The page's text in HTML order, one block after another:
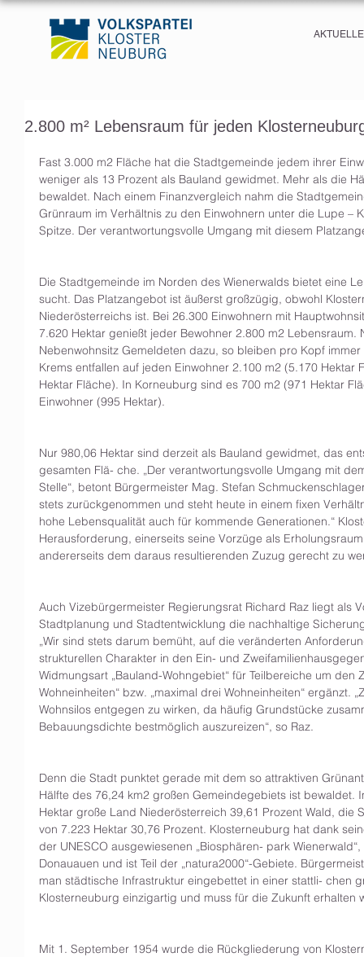
2.800 m² Lebensraum für jeden
Fast 3.000 m2 Fläche hat die Stadtgemeinde jedem ihrer
weniger als 13 Prozent als Bauland gewidmet. Mehr als die
bewaldet. Nach einem Finanzvergleich nahm die
Grünraum im Verhältnis zu den Einwohnern unter die Lupe –
Spitze. Der verantwortungsvolle Umgang mit diesem
Die Stadtgemeinde im Norden des Wienerwalds bietet eine
sucht. Das Platzangebot ist äußerst großzügig, obwohl
Niederösterreichs ist. Bei 26.300 Einwohnern mit
7.620 Hektar genießt jeder Bewohner 2.800 m2
Nebenwohnsitz Gemeldeten dazu, so bleiben pro Kopf
Krems entfallen auf jeden Einwohner 2.100 m2 (5.170
Hektar Fläche). In Korneuburg sind es 700 m2 (971 Hektar
Einwohner (995 Hektar).
Nur 980,06 Hektar sind derzeit als Bauland gewidmet, das
gesamten Flä- che. „Der verantwortungsvolle Umgang mit
Stelle“, betont Bürgermeister Mag. Stefan
stets zurückgenommen und steht heute in einem fixen
hohe Lebensqualität auch für kommende Generationen.“
Herausforderung, einerseits seine Vorzüge als
andererseits dem daraus resultierenden Zuzug gerecht zu
Auch Vizebürgermeister Regierungsrat Richard Raz liegt als
Stadtplanung und Stadtentwicklung die nachhaltige
„Wir sind stets darum bemüht, auf die veränderten
strukturellen Charakter in den Ein- und
Widmungsart „Bauland-Wohngebiet“ für Teilbereiche um den
Wohneinheiten“ bzw. „maximal drei Wohneinheiten“ ergänzt.
Wohnsilos entgegen zu wirken, da häufig Grundstücke
Bebauungsdichte bestmöglich auszureizen“, so Raz.
Denn die Stadt punktet gerade mit dem so attraktiven
Hälfte des 76,24 km2 großen Gemeindegebiets ist
Hektar große Land Niederösterreich 39,61 Prozent Wald, die
von 7.223 Hektar 30,76 Prozent. Klosterneuburg hat dank
der UNESCO ausgewiesenen „Biosphären- park
Donauauen und ist Teil der „natura2000“-Gebiete.
man städtische Infrastruktur eingebettet in einer stattli- chen
Klosterneuburg einzigartig und muss für die Zukunft erhalten
Mit 1. September 1954 wurde die Rückgliederung von